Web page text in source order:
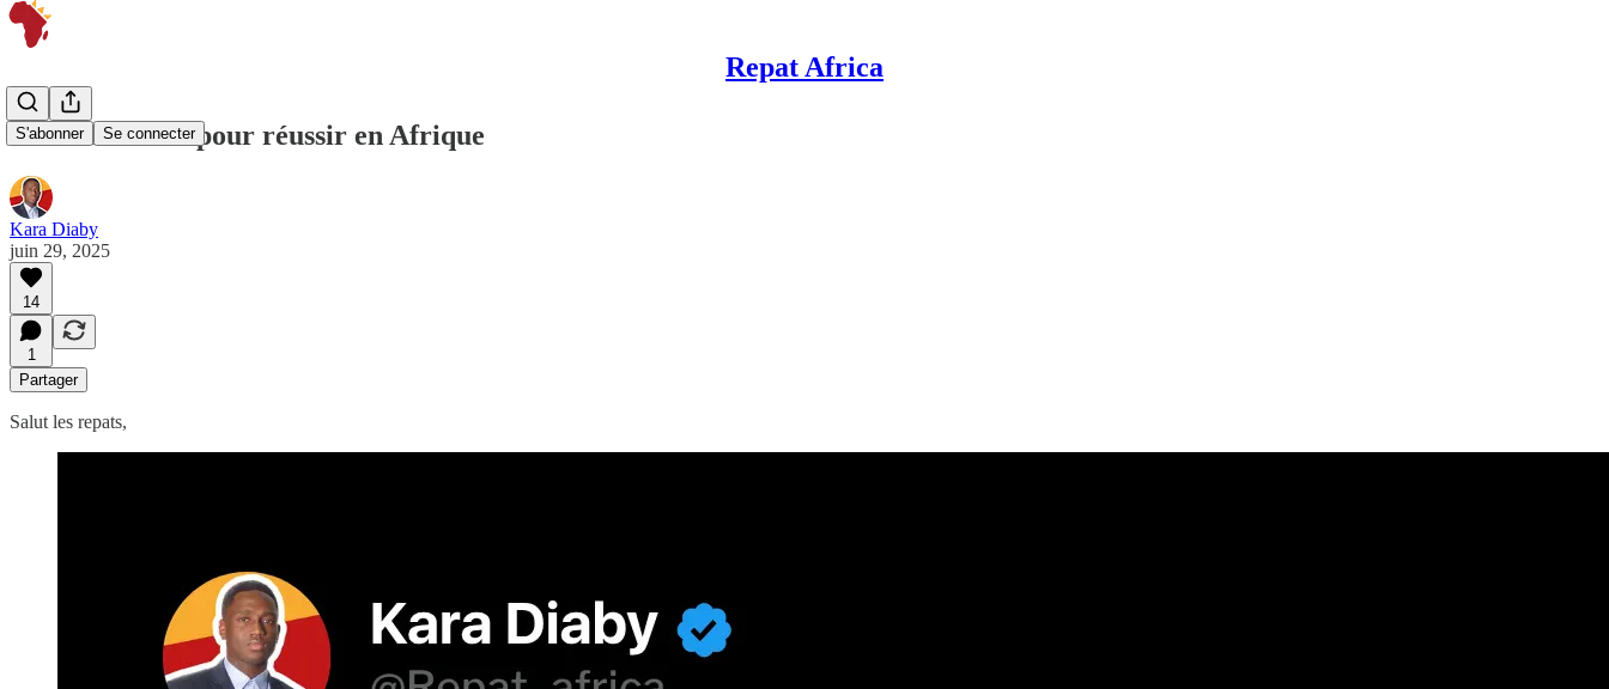
Repat Africa
S'abonner Se connecter
8 codes secrets pour réussir en Afrique
Kara Diaby
juin 29, 2025
14
1
Partager
Salut les repats,